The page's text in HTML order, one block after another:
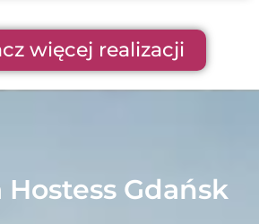
więcej realizacji
Gdańsk